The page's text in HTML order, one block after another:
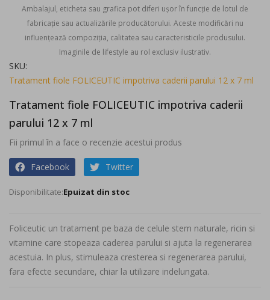
Ambalajul, eticheta sau grafica pot diferi ușor în funcție de lotul de
fabricație sau actualizările producătorului. Aceste modificări nu
influențează compoziția, calitatea sau caracteristicile produsului.
Imaginile de lifestyle au rol exclusiv ilustrativ.
Skip
to
beginning
of
the
images
gallery
SKU
Tratament fiole FOLICEUTIC impotriva caderii parului 12 x 7 ml
Tratament fiole FOLICEUTIC impotriva caderii
parului 12 x 7 ml
Fii primul în a face o recenzie acestui produs
Facebook Twitter
Epuizat din stoc
Foliceutic un tratament pe baza de celule stem naturale, ricin si
vitamine care stopeaza caderea parului si ajuta la regenerarea
acestuia. In plus, stimuleaza cresterea si regenerarea parului,
fara efecte secundare, chiar la utilizare indelungata.